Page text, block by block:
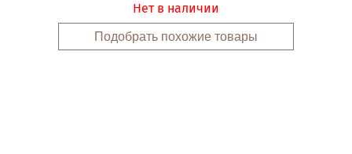
Нет в наличии
Подобрать похожие товары